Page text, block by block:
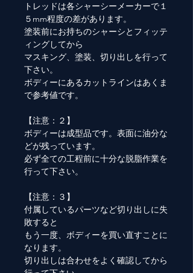
トレッドは各シャーシーメーカーで１
５mm程度の差があります。
塗装前にお持ちのシャーシとフィッテ
ィングしてから
マスキング、塗装、切り出しを行って
下さい。
ボディーにあるカットラインはあくま
で参考値です。
【注意：２】
ボディーは成型品です。表面に油分な
どが残っています。
必ず全ての工程前に十分な脱脂作業を
行って下さい。
【注意：３】
付属しているパーツなど切り出しに失
敗すると
もう一度、ボディーを買い直すことに
なります。
切り出しは合わせをよく確認してから